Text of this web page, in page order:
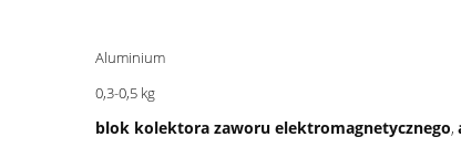
Aluminium
0,3-0,5 kg
blok kolektora zaworu elektromagnetycznego,